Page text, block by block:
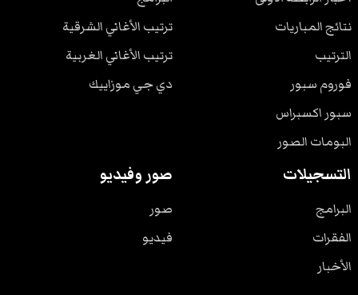
نتائج المباريات
الترتيب
فوروم سبور
سبور اكسبراس
البومات الصور
ترتيب الأغاني الشرقية
ترتيب الأغاني الغربية
دي جي موزاييك
التسجيلات
البرامج
الفقرات
الأخبار
صور وفيديو
صور
فيديو